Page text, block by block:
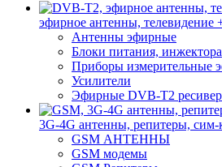
эфирное антенны, телевидение
Антенны эфирные
Блоки питания, инжектора
Приборы измерительные
Усилители
Эфирные DVB-T2
3G-4G антенны, репитеры, сим-
GSM АНТЕННЫ
GSM модемы